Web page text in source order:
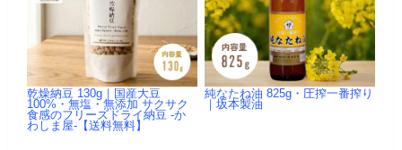
乾燥納豆 130g｜国産大豆
100%・無塩・無添加 サクサク
食感のフリーズドライ納豆 -か
わしま屋-【送料無料】
純なたね油 825g・圧搾一番搾り
｜坂本製油